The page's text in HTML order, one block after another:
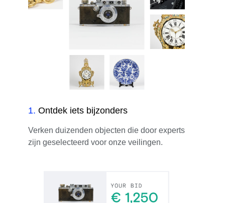
1. Ontdek iets bijzonders
Verken duizenden objecten die door experts
zijn geselecteerd voor onze veilingen.